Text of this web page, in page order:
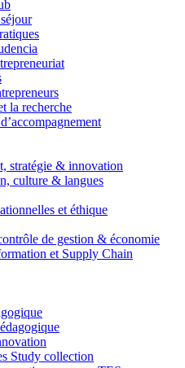
la recherche
stratégie & innovation
culture & langues
et éthique
de gestion & économie
et Supply Chain
Study collection